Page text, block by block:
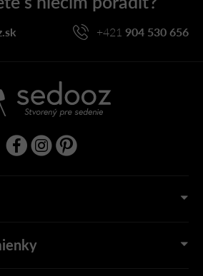
+421 904 530 656